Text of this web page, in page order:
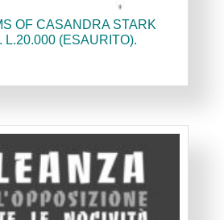
OF CASANDRA STARK
L.20.000 (ESAURITO).